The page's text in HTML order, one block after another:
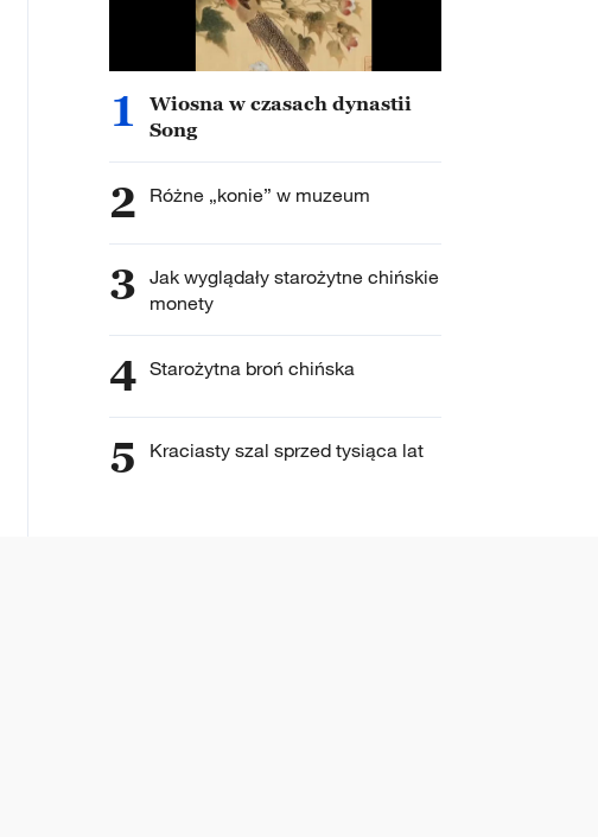
1
Wiosna w czasach dynastii
Song
2 Różne „konie” w muzeum
3 Jak wyglądały starożytne chińskie
monety
4 Starożytna broń chińska
5 Kraciasty szal sprzed tysiąca lat